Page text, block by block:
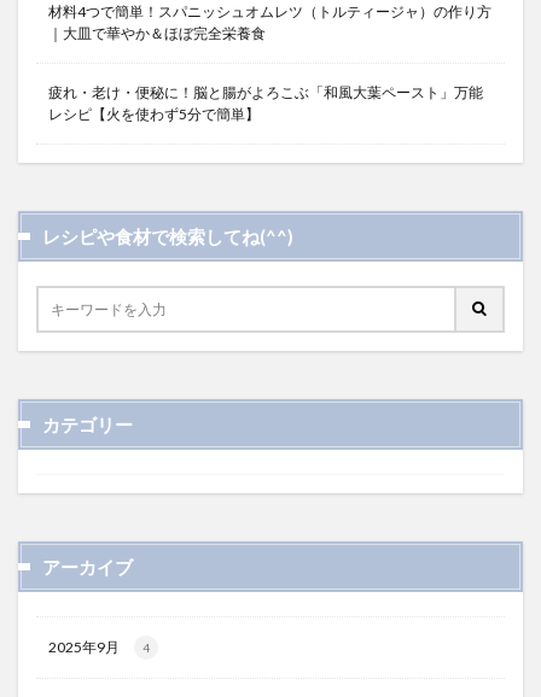
材料4つで簡単！スパニッシュオムレツ（トルティージャ）の作り方
｜大皿で華やか＆ほぼ完全栄養食
疲れ・老け・便秘に！脳と腸がよろこぶ「和風大葉ペースト」万能
レシピ【火を使わず5分で簡単】
レシピや食材で検索してね(^^)
カテゴリー
アーカイブ
2025年9月 4